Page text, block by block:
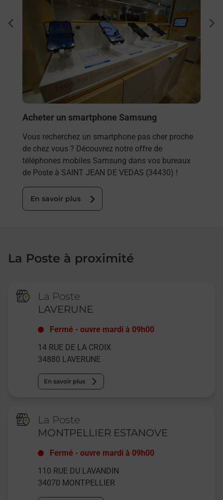
Acheter un smartphone Samsung
Vous recherchez un smartphone pas cher proche
de chez vous ? Découvrez notre offre de
téléphones mobiles Samsung dans vos bureaux
de Poste à SAINT JEAN DE VEDAS (34430) !
En savoir plus
La Poste à proximité
La Poste
LAVERUNE
Fermé -ouvre mardi à 09h00
14 RUE DE LA CROIX
34880 LAVERUNE
En savoir plus
La Poste
MONTPELLIER ESTANOVE
Fermé -ouvre mardi à 09h00
110 RUE DU LAVANDIN
34070 MONTPELLIER